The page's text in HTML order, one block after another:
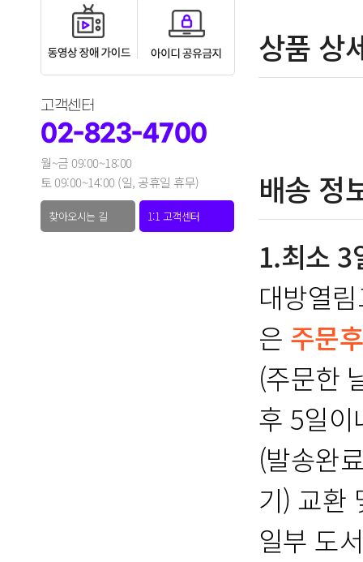
고객센터
02-823-4700
월~금 09:00~18:00
토 09:00~14:00 (일, 공휴일 휴무)
찾아오시는 길 1:1 고객센터
상품 상
배송 정
1.최소 3
대방열
은 주문
(주문한
후 5일
(발송완
기) 교환
일부 도